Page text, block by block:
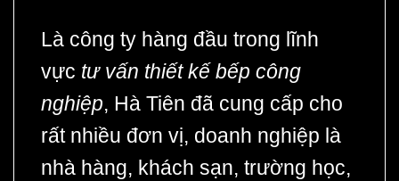
Là công ty hàng đầu trong lĩnh
vực tư vấn thiết kế bếp công
nghiệp, Hà Tiên đã cung cấp cho
rất nhiều đơn vị, doanh nghiệp là
nhà hàng, khách sạn, trường học,